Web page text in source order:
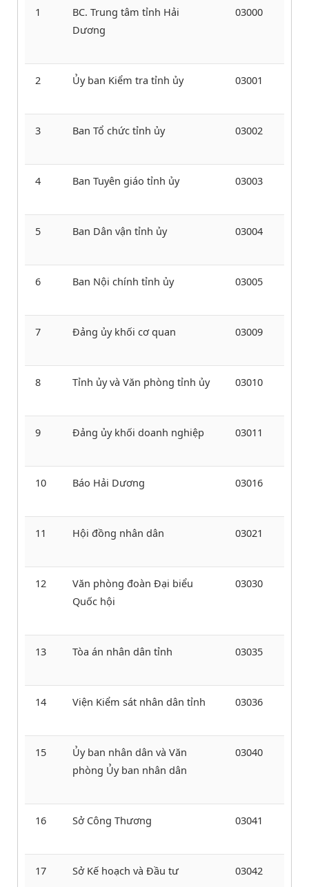
1
BC. Trung tâm tỉnh Hải
Dương
03000
2 Ủy ban Kiểm tra tỉnh ủy 03001
3 Ban Tổ chức tỉnh ủy 03002
4 Ban Tuyên giáo tỉnh ủy 03003
5 Ban Dân vận tỉnh ủy 03004
6 Ban Nội chính tỉnh ủy 03005
7 Đảng ủy khối cơ quan 03009
8 Tỉnh ủy và Văn phòng tỉnh ủy 03010
9 Đảng ủy khối doanh nghiệp 03011
10 Báo Hải Dương 03016
11 Hội đồng nhân dân 03021
12
Văn phòng đoàn Đại biểu
Quốc hội
03030
13 Tòa án nhân dân tỉnh 03035
14 Viện Kiểm sát nhân dân tỉnh 03036
15
Ủy ban nhân dân và Văn
phòng Ủy ban nhân dân
03040
16 Sở Công Thương 03041
17 Sở Kế hoạch và Đầu tư 03042